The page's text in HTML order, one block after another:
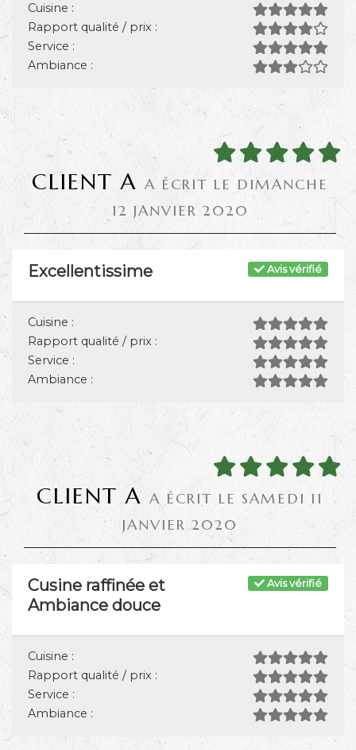
Cuisine :
Rapport qualité / prix :
Service :
Ambiance :
CLIENT A A ÉCRIT LE DIMANCHE
12 JANVIER 2020
Avis vérifié
Excellentissime
Cuisine :
Rapport qualité / prix :
Service :
Ambiance :
CLIENT A A ÉCRIT LE SAMEDI 11
JANVIER 2020
Avis vérifié
Cusine raffinée et
Ambiance douce
Cuisine :
Rapport qualité / prix :
Service :
Ambiance :